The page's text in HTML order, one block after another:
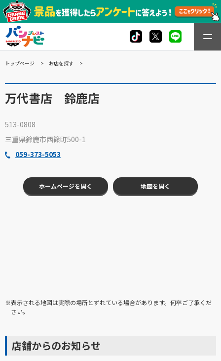
トップページ お店を探す
万代書店 鈴鹿店
513-0808
三重県鈴鹿市西篠町500-1
059-373-5053
ホームページを開く 地図を開く
※表示される地図は実際の場所とずれている場合があります。何卒ご了承くだ
さい。
店舗からのお知らせ